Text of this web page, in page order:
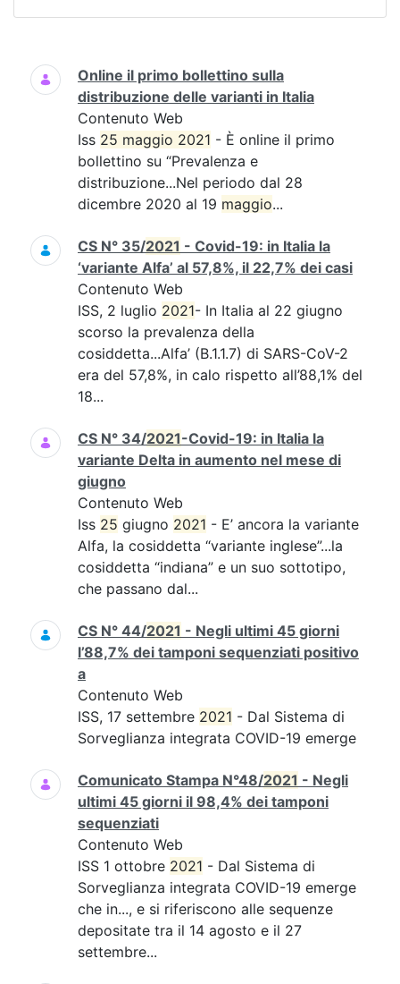
Ricerca
Online il primo bollettino sulla
distribuzione delle varianti in Italia
Contenuto Web
Iss 25 maggio 2021 - È online il primo
bollettino su “Prevalenza e
distribuzione...Nel periodo dal 28
dicembre 2020 al 19 maggio...
CS N° 35/2021 - Covid-19: in Italia la
‘variante Alfa’ al 57,8%, il 22,7% dei casi
Contenuto Web
ISS, 2 luglio 2021- In Italia al 22 giugno
scorso la prevalenza della
cosiddetta...Alfa’ (B.1.1.7) di SARS-CoV-2
era del 57,8%, in calo rispetto all’88,1% del
18...
CS N° 34/2021-Covid-19: in Italia la
variante Delta in aumento nel mese di
giugno
Contenuto Web
Iss 25 giugno 2021 - E’ ancora la variante
Alfa, la cosiddetta “variante inglese”...la
cosiddetta “indiana” e un suo sottotipo,
che passano dal...
CS N° 44/2021 - Negli ultimi 45 giorni
l’88,7% dei tamponi sequenziati positivo
a
Contenuto Web
ISS, 17 settembre 2021 - Dal Sistema di
Sorveglianza integrata COVID-19 emerge
Comunicato Stampa N°48/2021 - Negli
ultimi 45 giorni il 98,4% dei tamponi
sequenziati
Contenuto Web
ISS 1 ottobre 2021 - Dal Sistema di
Sorveglianza integrata COVID-19 emerge
che in..., e si riferiscono alle sequenze
depositate tra il 14 agosto e il 27
settembre...